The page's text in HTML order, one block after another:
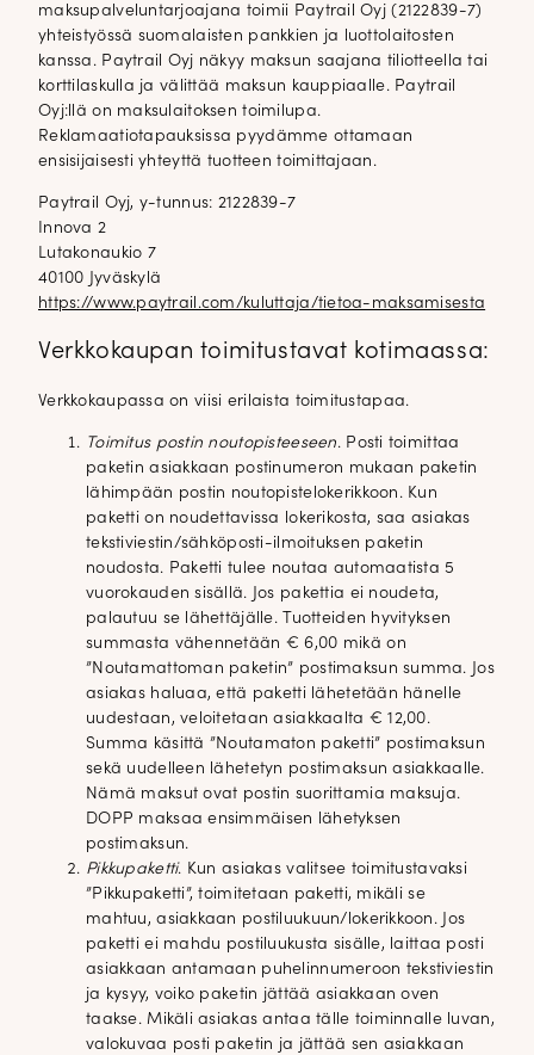
maksupalveluntarjoajana toimii Paytrail Oyj (2122839-7)
yhteistyössä suomalaisten pankkien ja luottolaitosten
kanssa. Paytrail Oyj näkyy maksun saajana tiliotteella tai
korttilaskulla ja välittää maksun kauppiaalle. Paytrail
Oyj:llä on maksulaitoksen toimilupa.
Reklamaatiotapauksissa pyydämme ottamaan
ensisijaisesti yhteyttä tuotteen toimittajaan.
Paytrail Oyj, y-tunnus: 2122839-7
Innova 2
Lutakonaukio 7
40100 Jyväskylä
https://www.paytrail.com/kuluttaja/tietoa-maksamisesta
Verkkokaupan toimitustavat kotimaassa:
Verkkokaupassa on viisi erilaista toimitustapaa.
Toimitus postin noutopisteeseen. Posti toimittaa
paketin asiakkaan postinumeron mukaan paketin
lähimpään postin noutopistelokerikkoon. Kun
paketti on noudettavissa lokerikosta, saa asiakas
tekstiviestin/sähköposti-ilmoituksen paketin
noudosta. Paketti tulee noutaa automaatista 5
vuorokauden sisällä. Jos pakettia ei noudeta,
palautuu se lähettäjälle. Tuotteiden hyvityksen
summasta vähennetään € 6,00 mikä on
”Noutamattoman paketin” postimaksun summa. Jos
asiakas haluaa, että paketti lähetetään hänelle
uudestaan, veloitetaan asiakkaalta € 12,00.
Summa käsittä ”Noutamaton paketti” postimaksun
sekä uudelleen lähetetyn postimaksun asiakkaalle.
Nämä maksut ovat postin suorittamia maksuja.
DOPP maksaa ensimmäisen lähetyksen
postimaksun.
Pikkupaketti. Kun asiakas valitsee toimitustavaksi
”Pikkupaketti”, toimitetaan paketti, mikäli se
mahtuu, asiakkaan postiluukuun/lokerikkoon. Jos
paketti ei mahdu postiluukusta sisälle, laittaa posti
asiakkaan antamaan puhelinnumeroon tekstiviestin
ja kysyy, voiko paketin jättää asiakkaan oven
taakse. Mikäli asiakas antaa tälle toiminnalle luvan,
valokuvaa posti paketin ja jättää sen asiakkaan